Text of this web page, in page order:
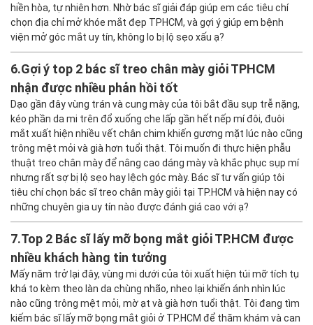
hiền hòa, tự nhiên hơn. Nhờ bác sĩ giải đáp giúp em các tiêu chí
chọn địa chỉ mở khóe mắt đẹp TPHCM, và gợi ý giúp em bệnh
viện mở góc mắt uy tín, không lo bị lộ sẹo xấu ạ?
6.Gợi ý top 2 bác sĩ treo chân mày giỏi TPHCM
nhận được nhiều phản hồi tốt
Dạo gần đây vùng trán và cung mày của tôi bắt đầu sụp trễ nặng,
kéo phần da mi trên đổ xuống che lấp gần hết nếp mí đôi, đuôi
mắt xuất hiện nhiều vết chân chim khiến gương mặt lúc nào cũng
trông mệt mỏi và già hơn tuổi thật. Tôi muốn đi thực hiện phẫu
thuật treo chân mày để nâng cao dáng mày và khắc phục sụp mí
nhưng rất sợ bị lộ sẹo hay lệch góc mày. Bác sĩ tư vấn giúp tôi
tiêu chí chọn bác sĩ treo chân mày giỏi tại TP.HCM và hiện nay có
những chuyên gia uy tín nào được đánh giá cao với ạ?
7.Top 2 Bác sĩ lấy mỡ bọng mắt giỏi TP.HCM được
nhiều khách hàng tin tưởng
Mấy năm trở lại đây, vùng mi dưới của tôi xuất hiện túi mỡ tích tụ
khá to kèm theo làn da chùng nhão, nheo lại khiến ánh nhìn lúc
nào cũng trông mệt mỏi, mờ ạt và già hơn tuổi thật. Tôi đang tìm
kiếm bác sĩ lấy mỡ bọng mắt giỏi ở TP.HCM để thăm khám và can